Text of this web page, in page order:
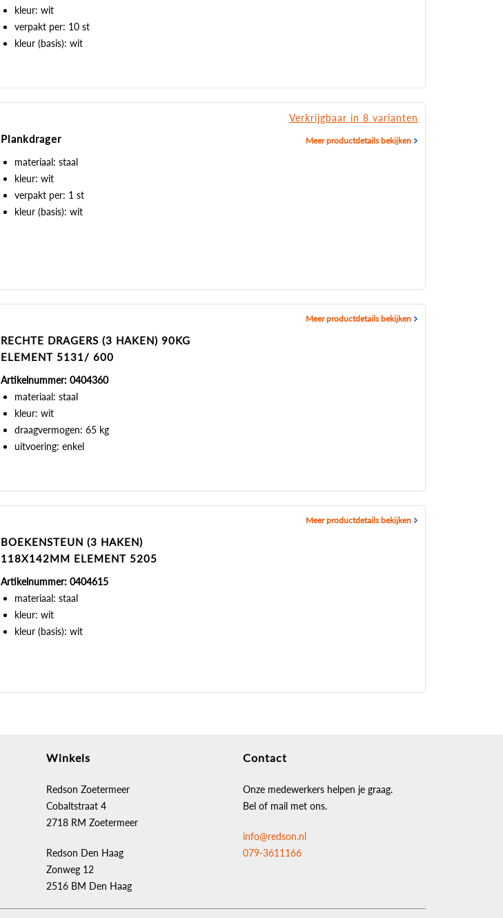
kleur: wit
verpakt per: 10 st
kleur (basis): wit
Plankdrager
materiaal: staal
kleur: wit
verpakt per: 1 st
kleur (basis): wit
Verkrijgbaar in 8 varianten
Meer productdetails bekijken
RECHTE DRAGERS (3 HAKEN) 90KG
ELEMENT 5131/ 600
Artikelnummer: 0404360
materiaal: staal
kleur: wit
draagvermogen: 65 kg
uitvoering: enkel
Meer productdetails bekijken
BOEKENSTEUN (3 HAKEN)
118X142MM ELEMENT 5205
Artikelnummer: 0404615
materiaal: staal
kleur: wit
kleur (basis): wit
Meer productdetails bekijken
Winkels
Redson Zoetermeer
Cobaltstraat 4
2718 RM Zoetermeer
Redson Den Haag
Zonweg 12
2516 BM Den Haag
Contact
Onze medewerkers helpen je graag.
Bel of mail met ons.
info@redson.nl
079-3611166